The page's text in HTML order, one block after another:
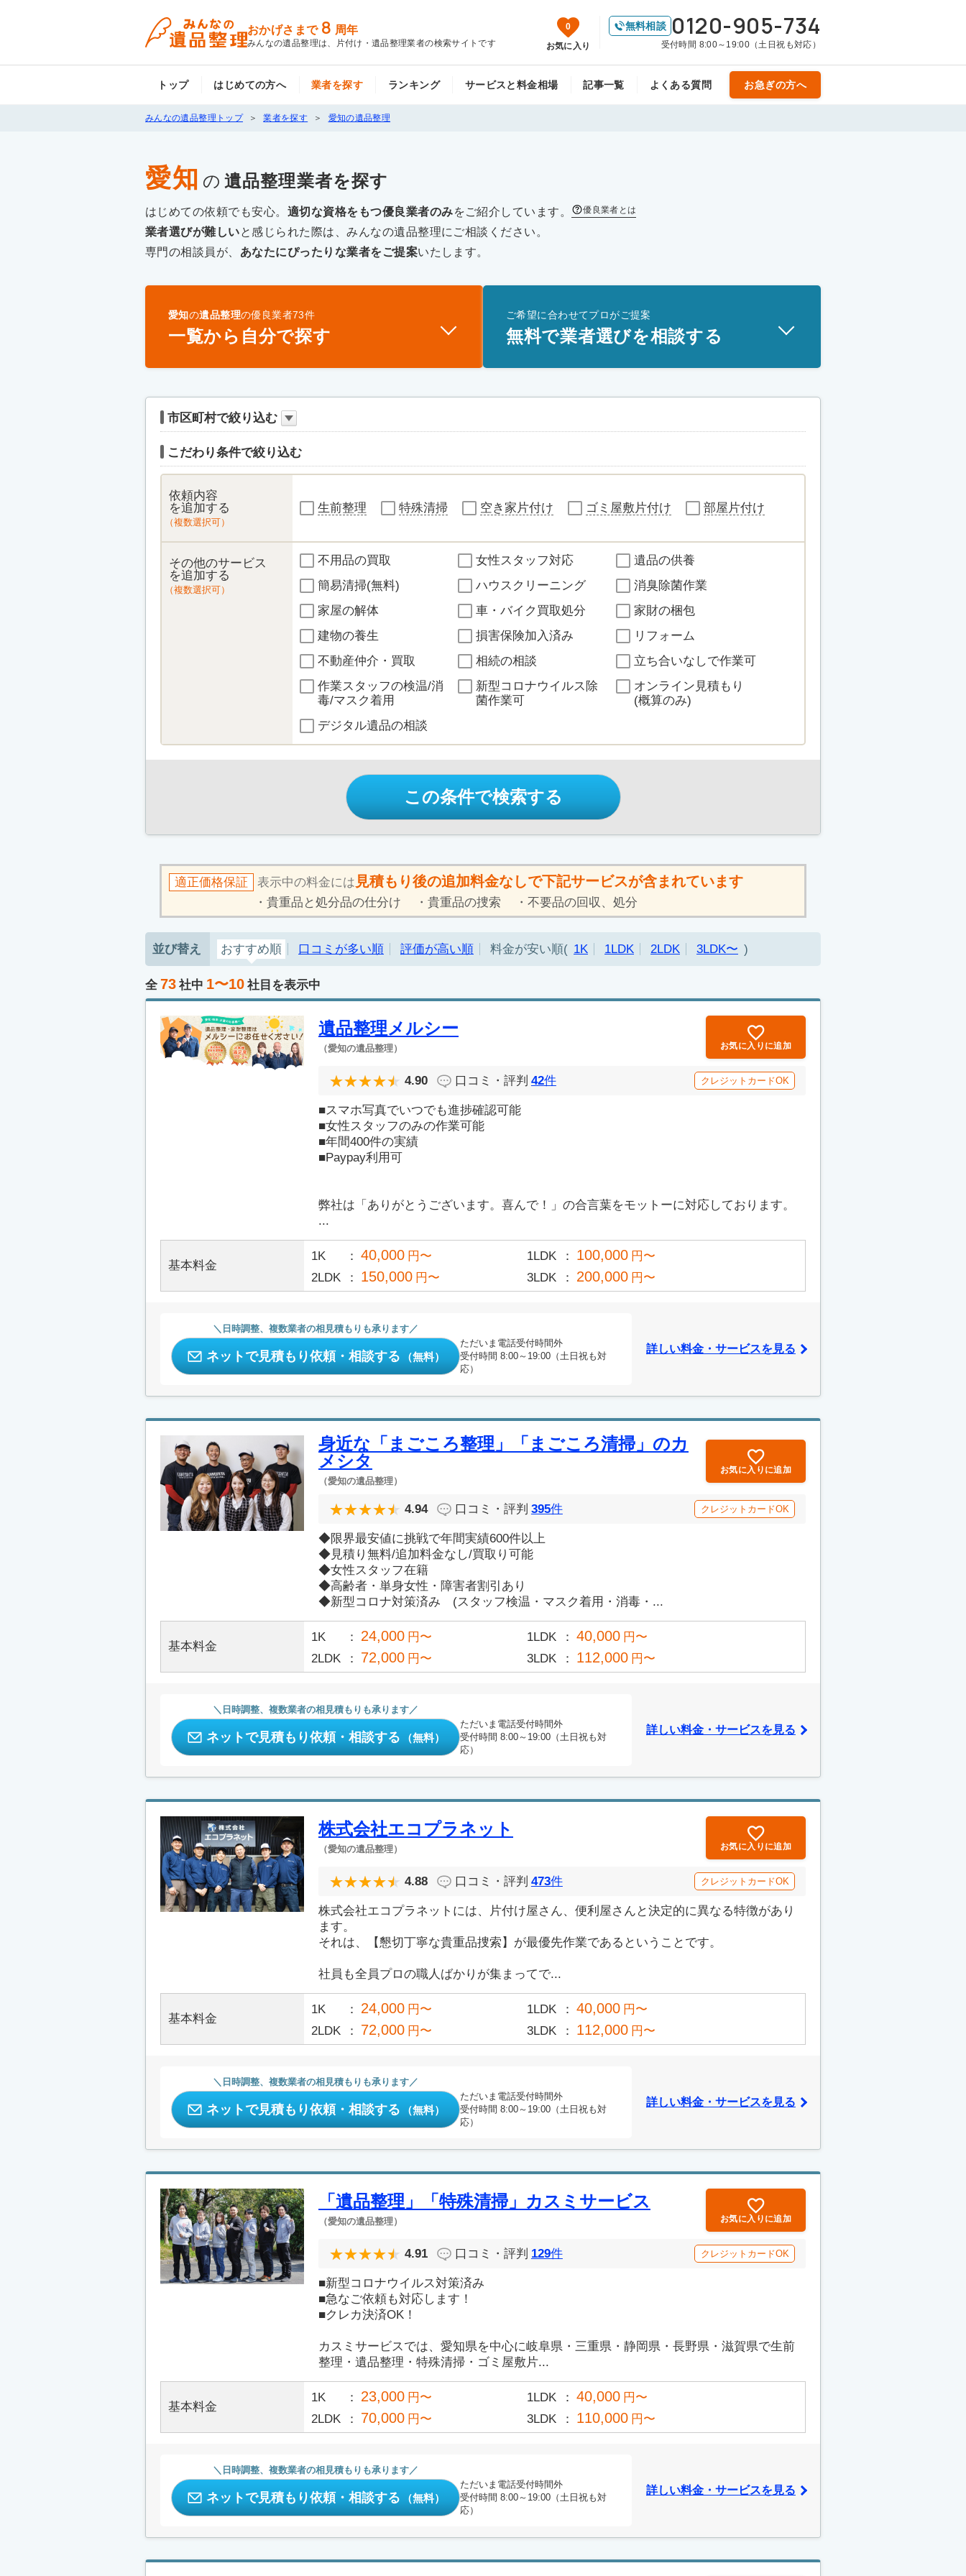
おかげさまで 8 周年
みんなの遺品整理は、片付け・遺品整理業者の検索サイトです
0
お気に入り
無料相談 0120-905-734
受付時間 8:00～19:00（土日祝も対応）
トップ はじめての方へ 業者を探す ランキング サービスと料金相場 記事一覧 よくある質問 お急ぎの方へ
みんなの遺品整理トップ 業者を探す 愛知の遺品整理
愛知 の 遺品整理業者を探す
はじめての依頼でも安心。 適切な資格をもつ優良業者のみをご紹介しています。 優良業者とは
業者選びが難しいと感じられた際は、みんなの遺品整理にご相談ください。
専門の相談員が、 あなたにぴったりな業者をご提案いたします。
愛知の遺品整理の優良業者73件
一覧から自分で探す
ご希望に合わせてプロがご提案
無料で業者選びを相談する
市区町村で絞り込む
こだわり条件で絞り込む
依頼内容
を追加する
（複数選択可）
生前整理 特殊清掃 空き家片付け ゴミ屋敷片付け 部屋片付け
その他のサービス
を追加する
（複数選択可）
不用品の買取 女性スタッフ対応
遺品の供養
簡易清掃(無料)
ハウスクリーニング
消臭除菌作業
家屋の解体
車・バイク買取処分
家財の梱包
建物の養生
損害保険加入済み
リフォーム
不動産仲介・買取
相続の相談
立ち合いなしで作業可
作業スタッフの検温/消
毒/マスク着用
新型コロナウイルス除
菌作業可
オンライン見積もり
(概算のみ)
デジタル遺品の相談
この条件で検索する
適正価格保証 表示中の料金には 見積もり後の追加料金なしで下記サービスが含まれています
貴重品と処分品の仕分け 貴重品の捜索 不要品の回収、処分
並び替え おすすめ順 口コミが多い順 評価が高い順 料金が安い順 1K 1LDK 2LDK 3LDK〜
全 73 社中 1〜10 社目を表示中
遺品整理メルシー
（愛知の遺品整理） お気に入りに追加
4.90 口コミ・評判 42件 クレジットカードOK
■スマホ写真でいつでも進捗確認可能
■女性スタッフのみの作業可能
■年間400件の実績
■Paypay利用可
弊社は「ありがとうございます。喜んで！」の合言葉をモットーに対応しております。
...
基本料金
1K 40,000 円〜 1LDK 100,000 円〜
2LDK
150,000 円〜 3LDK 200,000 円〜
日時調整、複数業者の相見積もりも承ります
ネットで見積もり依頼・相談する （無料）
ただいま電話受付時間外
受付時間 8:00～19:00（土日祝も対
応）
詳しい料金・サービスを見る
身近な「まごころ整理」「まごころ清掃」のカ
メシタ
（愛知の遺品整理）
お気に入りに追加
4.94 口コミ・評判 395件 クレジットカードOK
◆限界最安値に挑戦で年間実績600件以上
◆見積り無料/追加料金なし/買取り可能
◆女性スタッフ在籍
◆高齢者・単身女性・障害者割引あり
◆新型コロナ対策済み (スタッフ検温・マスク着用・消毒・...
基本料金
1K 24,000 円〜 1LDK 40,000 円〜
2LDK
72,000 円〜 3LDK 112,000 円〜
日時調整、複数業者の相見積もりも承ります
ネットで見積もり依頼・相談する （無料）
ただいま電話受付時間外
受付時間 8:00～19:00（土日祝も対
応）
詳しい料金・サービスを見る
株式会社エコプラネット
（愛知の遺品整理） お気に入りに追加
4.88 口コミ・評判 473件 クレジットカードOK
株式会社エコプラネットには、片付け屋さん、便利屋さんと決定的に異なる特徴があり
ます。
それは、【懇切丁寧な貴重品捜索】が最優先作業であるということです。
社員も全員プロの職人ばかりが集まってで...
基本料金
1K 24,000 円〜 1LDK 40,000 円〜
2LDK
72,000 円〜 3LDK 112,000 円〜
日時調整、複数業者の相見積もりも承ります
ネットで見積もり依頼・相談する （無料）
ただいま電話受付時間外
受付時間 8:00～19:00（土日祝も対
応）
詳しい料金・サービスを見る
「遺品整理」「特殊清掃」カスミサービス
（愛知の遺品整理） お気に入りに追加
4.91 口コミ・評判 129件 クレジットカードOK
■新型コロナウイルス対策済み
■急なご依頼も対応します！
■クレカ決済OK！
カスミサービスでは、愛知県を中心に岐阜県・三重県・静岡県・長野県・滋賀県で生前
整理・遺品整理・特殊清掃・ゴミ屋敷片...
基本料金
1K 23,000 円〜 1LDK 40,000 円〜
2LDK
70,000 円〜 3LDK 110,000 円〜
日時調整、複数業者の相見積もりも承ります
ネットで見積もり依頼・相談する （無料）
ただいま電話受付時間外
受付時間 8:00～19:00（土日祝も対
応）
詳しい料金・サービスを見る